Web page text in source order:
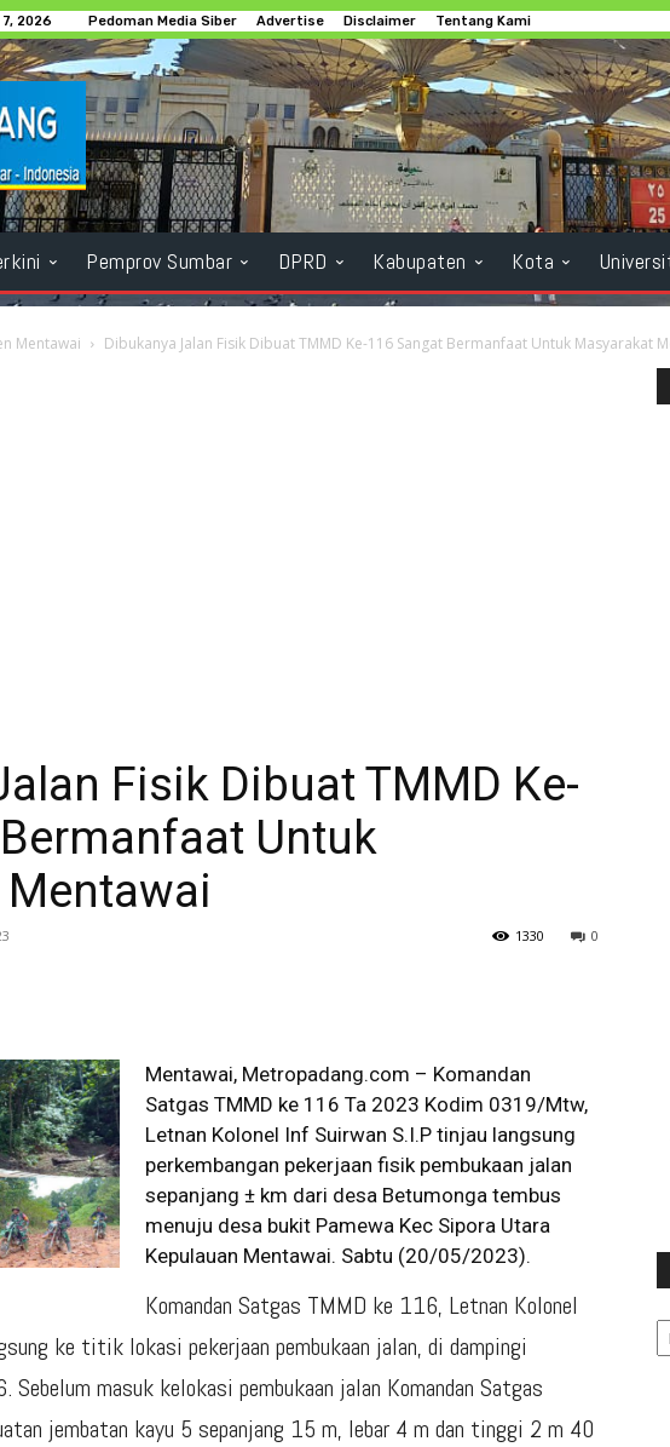
2026 Pedoman Media Siber Advertise Disclaimer Tentang Kami
Pemprov Sumbar DPRD Kabupaten Kota
Mentawai Dibukanya Jalan Fisik Dibuat TMMD Ke-116 Sangat Bermanfaat Untuk Masyarakat
Fisik Dibuat TMMD Ke-
Untuk
0
1330
Mentawai, Metropadang.com – Komandan
Satgas TMMD ke 116 Ta 2023 Kodim 0319/Mtw,
Letnan Kolonel Inf Suirwan S.I.P tinjau langsung
perkembangan pekerjaan fisik pembukaan jalan
sepanjang ± km dari desa Betumonga tembus
menuju desa bukit Pamewa Kec Sipora Utara
Kepulauan Mentawai. Sabtu (20/05/2023).
Komandan Satgas TMMD ke 116, Letnan Kolonel
ke titik lokasi pekerjaan pembukaan jalan, di dampingi
masuk kelokasi pembukaan jalan Komandan Satgas
jembatan kayu 5 sepanjang 15 m, lebar 4 m dan tinggi 2 m 40